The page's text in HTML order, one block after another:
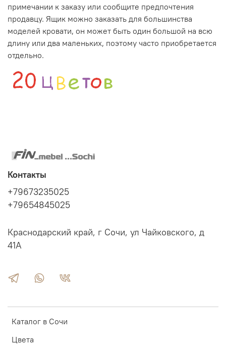
примечании к заказу или сообщите предпочтения
продавцу. Ящик можно заказать для большинства
моделей кровати, он может быть один большой на всю
длину или два маленьких, поэтому часто приобретается
отдельно.
Каталог в Сочи
Цвета
Контакты
+79673235025
+79654845025
Краснодарский край, г Сочи, ул Чайковского, д
41А